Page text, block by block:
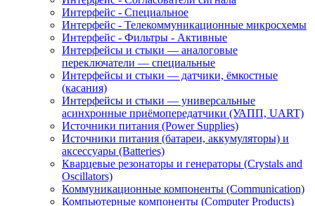
Интерфейс - Специальное
Интерфейс - Телекоммуникационные микросхемы
Интерфейс - Фильтры - Активные
Интерфейсы и стыки — аналоговые
переключатели — специальные
Интерфейсы и стыки — датчики, ёмкостные
(касания)
Интерфейсы и стыки — универсальные
асинхронные приёмопередатчики (УАПП, UART)
Источники питания (Power Supplies)
Источники питания (батареи, аккумуляторы) и
аксессуары (Batteries)
Кварцевые резонаторы и генераторы (Crystals and
Oscillators)
Коммуникационные компоненты (Communication)
Компьютерные компоненты (Computer Products)